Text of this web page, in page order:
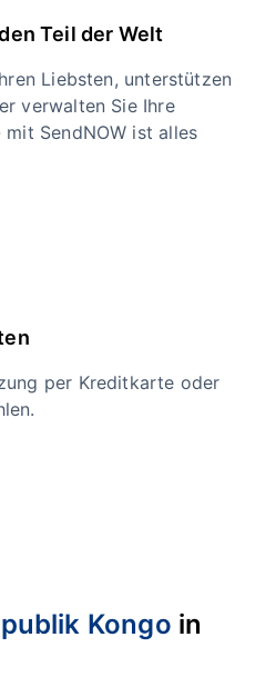
Teil der Welt
Liebsten, unterstützen
verwalten Sie Ihre
SendNOW ist alles
per Kreditkarte oder
Kongo in